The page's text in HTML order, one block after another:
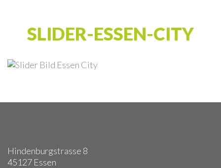
SLIDER-ESSEN-CITY
Hindenburgstrasse 8
45127 Essen